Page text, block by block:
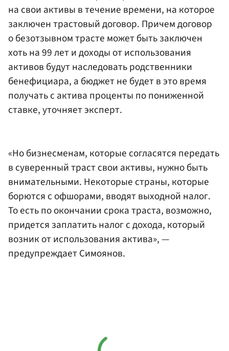
на свои активы в течение времени, на которое
заключен трастовый договор. Причем договор
о безотзывном трасте может быть заключен
хоть на 99 лет и доходы от использования
активов будут наследовать родственники
бенефициара, а бюджет не будет в это время
получать с актива проценты по пониженной
ставке, уточняет эксперт.
«Но бизнесменам, которые согласятся передать
в суверенный траст свои активы, нужно быть
внимательными. Некоторые страны, которые
борются с офшорами, вводят выходной налог.
То есть по окончании срока траста, возможно,
придется заплатить налог с дохода, который
возник от использования актива», —
предупреждает Симоянов.